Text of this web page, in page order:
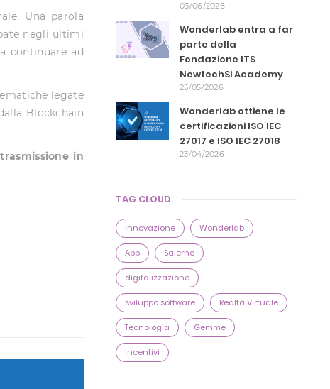
Una parola
negli ultimi
continuare ad
legate
Blockchain
trasmissione in
03/06/2026
Wonderlab entra a far
parte della
Fondazione ITS
NewtechSi Academy
25/05/2026
Wonderlab ottiene le
certificazioni ISO IEC
27017 e ISO IEC 27018
23/04/2026
TAG CLOUD
Innovazione Wonderlab
App Salerno
digitalizzazione
sviluppo software Realtà Virtuale
Tecnologia Gemme
Incentivi